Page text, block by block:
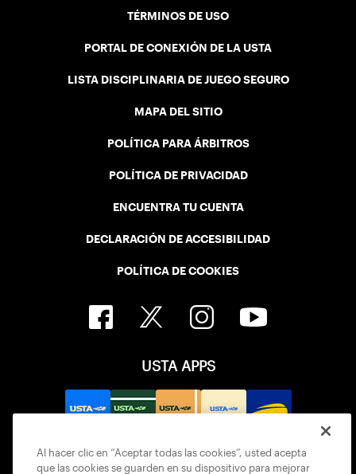
TÉRMINOS DE USO
PORTAL DE CONEXIÓN DE LA USTA
LISTA DISCIPLINARIA DE JUEGO SEGURO
MAPA DEL SITIO
POLÍTICA PARA ÁRBITROS
POLÍTICA DE PRIVACIDAD
ENCUENTRA TU CUENTA
DECLARACIÓN DE ACCESIBILIDAD
POLÍTICA DE COOKIES
USTA APPS
Al hacer clic en “Aceptar todas las cookies”, usted acepta
que las cookies se guarden en su dispositivo para mejorar